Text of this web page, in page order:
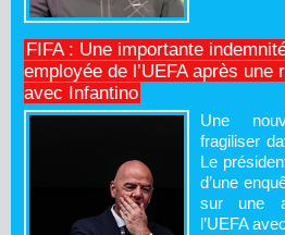
FIFA : Une importante
employée de l’UEFA après une
avec Infantino
Une
fragiliser
Le
d’une
sur une
l’UEFA